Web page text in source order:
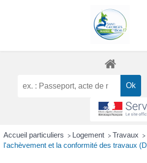
Accueil particuliers > Logement > Travaux >
l'achèvement et la conformité des travaux